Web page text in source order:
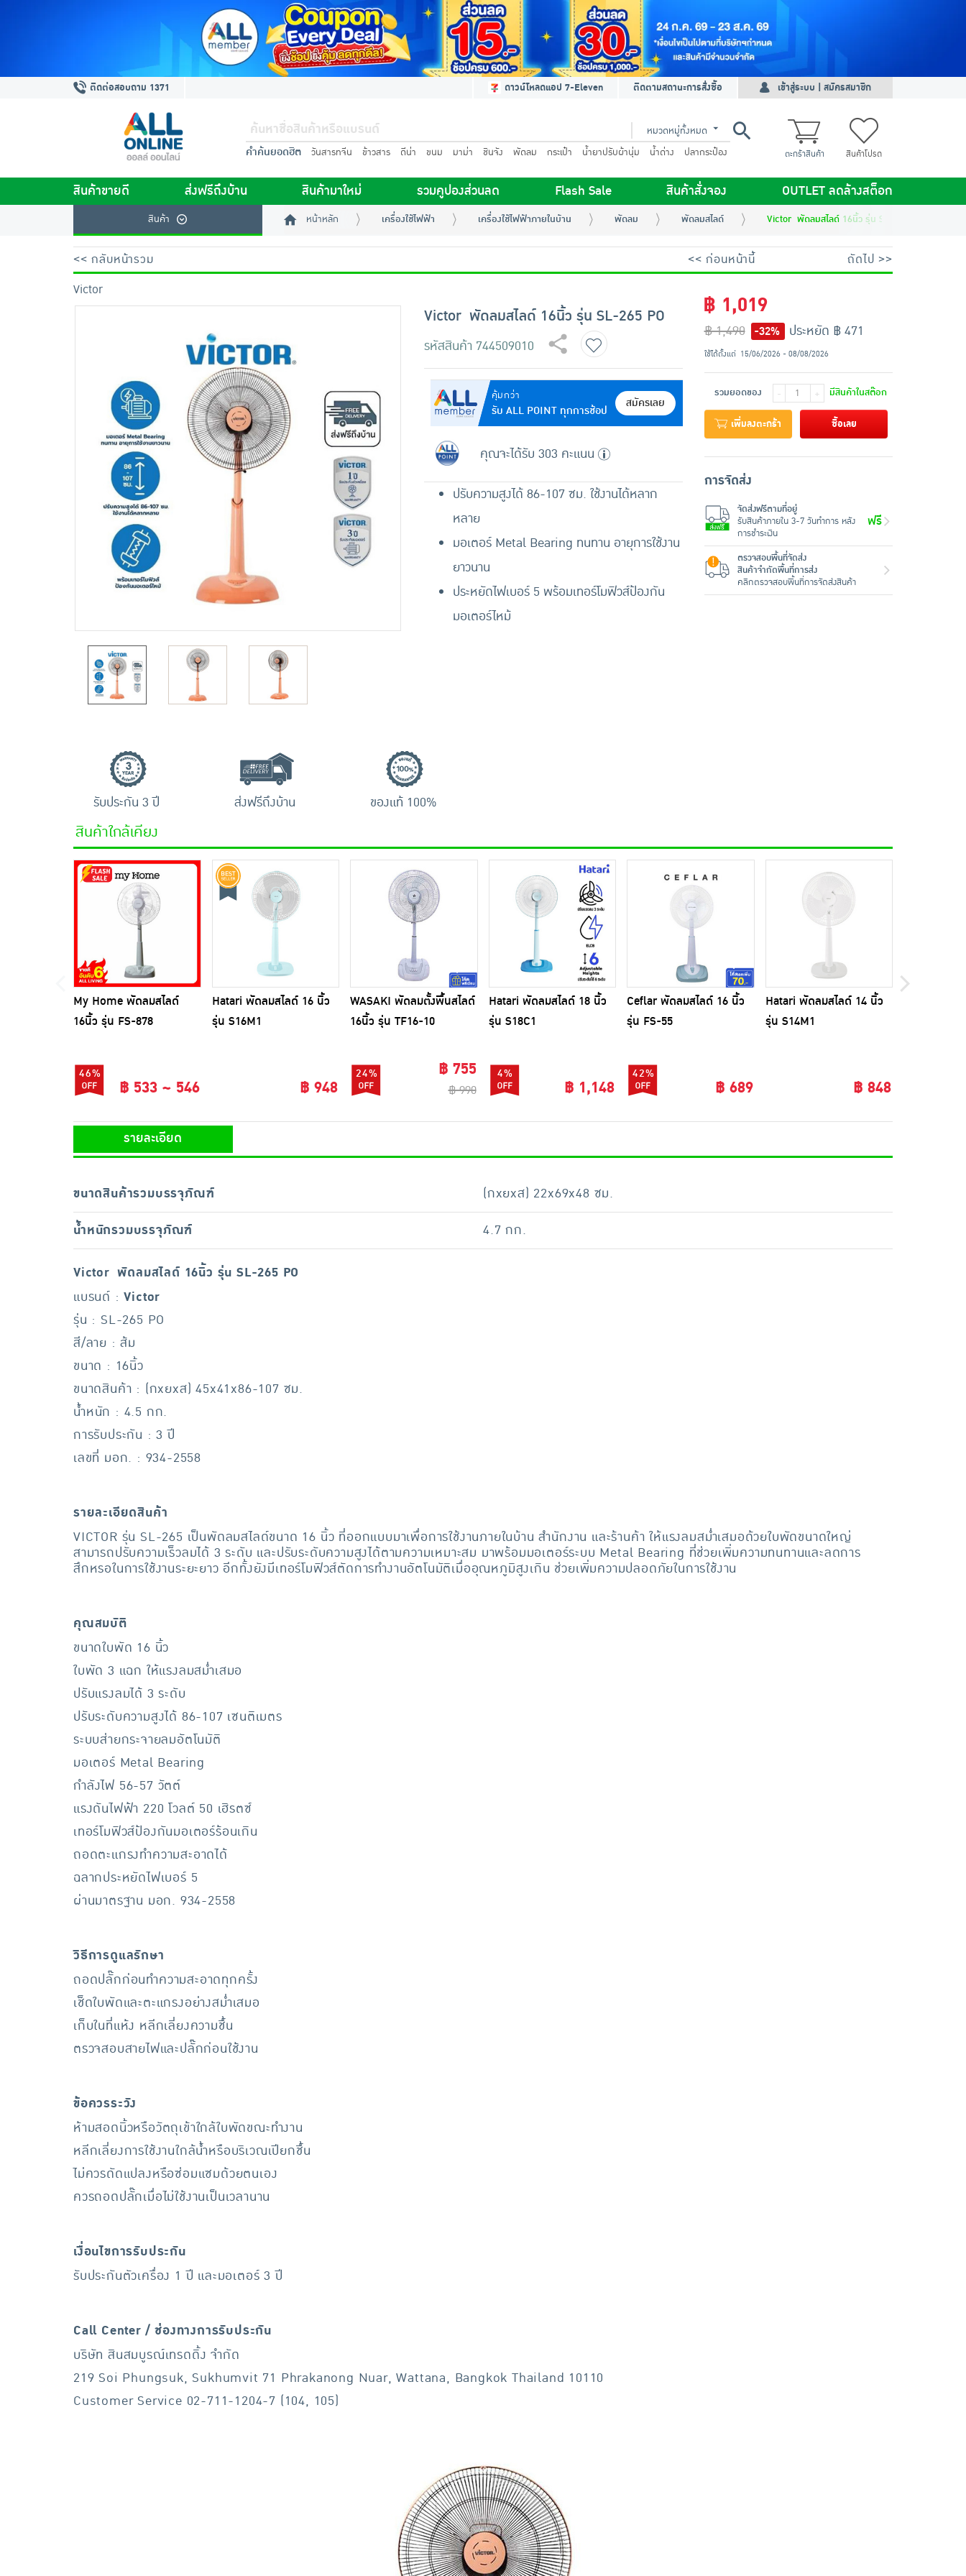
ติดต่อสอบถาม 1371 ดาวน์โหลดแอป 7-Eleven ติดตามสถานะการสั่งซื้อ เข้าสู่ระบบ | สมัครสมาชิก
หมวดหมู่ทั้งหมด
คำค้นยอดฮิต วันสารทจีน ข้าวสาร ดีน่า ขนม มาม่า ชินจัง พัดลม กระเป๋า น้ำยาปรับผ้านุ่ม น้ำด่าง ปลากระป๋อง ตะกร้าสินค้า สินค้าโปรด
สินค้าขายดี ส่งฟรีถึงบ้าน สินค้ามาใหม่ รวมคูปองส่วนลด Flash Sale สินค้าสั่งจอง OUTLET ลดล้างสต็อก
สินค้า หน้าหลัก เครื่องใช้ไฟฟ้า เครื่องใช้ไฟฟ้าภายในบ้าน พัดลม พัดลมสไลด์ Victor พัดลมสไลด์ 16นิ้ว รุ่น SL-265 PO
<< กลับหน้ารวม << ก่อนหน้านี้
ถัดไป >>
Victor
Victor พัดลมสไลด์ 16นิ้ว รุ่น SL-265 PO
รหัสสินค้า 744509010
คุ้มกว่า
รับ ALL POINT ทุกการช้อป
สมัครเลย
คุณจะได้รับ 303 คะแนน
ปรับความสูงได้ 86-107 ซม. ใช้งานได้หลาก
หลาย
มอเตอร์ Metal Bearing ทนทาน อายุการใช้งาน
ยาวนาน
ประหยัดไฟเบอร์ 5 พร้อมเทอร์โมฟิวส์ป้องกัน
มอเตอร์ไหม้
฿ 1,019
฿ 1,490 -32% ประหยัด ฿ 471
ใช้ได้ตั้งแต่ 15/06/2026 - 08/08/2026
รวมยอดของ - + มีสินค้าในสต๊อก
เพิ่มลงตะกร้า ซื้อเลย
การจัดส่ง
จัดส่งฟรีตามที่อยู่
รับสินค้าภายใน 3-7 วันทำการ หลัง
การชำระเงิน
ฟรี
ตรวจสอบพื้นที่จัดส่ง
สินค้าจำกัดพื้นที่การส่ง
คลิกตรวจสอบพื้นที่การจัดส่งสินค้า
รับประกัน 3 ปี ส่งฟรีถึงบ้าน ของแท้ 100%
สินค้าใกล้เคียง
My Home พัดลมสไลด์
16นิ้ว รุ่น FS-878
46%
฿ 533 ~ 546
Hatari พัดลมสไลด์ 16 นิ้ว
รุ่น S16M1
฿ 948
WASAKI พัดลมตั้งพื้นสไลด์
16นิ้ว รุ่น TF16-10
24% ฿ 755
฿ 990
Hatari พัดลมสไลด์ 18 นิ้ว
รุ่น S18C1
4%
฿ 1,148
Ceflar พัดลมสไลด์ 16 นิ้ว
รุ่น FS-55
42%
฿ 689
Hatari พัดลมสไลด์ 14 นิ้ว
รุ่น S14M1
฿ 848
รายละเอียด
ขนาดสินค้ารวมบรรจุภัณฑ์
(กxยxส) 22x69x48 ซม.
น้ำหนักรวมบรรจุภัณฑ์
4.7 กก.
Victor พัดลมสไลด์ 16นิ้ว รุ่น SL-265 PO
แบรนด์ :Victor
รุ่น : SL-265 PO
สี/ลาย : ส้ม
ขนาด : 16นิ้ว
ขนาดสินค้า : (กxยxส) 45x41x86-107 ซม.
น้ำหนัก : 4.5 กก.
การรับประกัน : 3 ปี
เลขที่ มอก. : 934-2558
รายละเอียดสินค้า
VICTOR รุ่น SL-265 เป็นพัดลมสไลด์ขนาด 16 นิ้ว ที่ออกแบบมาเพื่อการใช้งานภายในบ้าน สำนักงาน และร้านค้า ให้แรงลมสม่ำเสมอด้วยใบพัดขนาดใหญ่
สามารถปรับความเร็วลมได้ 3 ระดับ และปรับระดับความสูงได้ตามความเหมาะสม มาพร้อมมอเตอร์ระบบ Metal Bearing ที่ช่วยเพิ่มความทนทานและลดการ
สึกหรอในการใช้งานระยะยาว อีกทั้งยังมีเทอร์โมฟิวส์ตัดการทำงานอัตโนมัติเมื่ออุณหภูมิสูงเกิน ช่วยเพิ่มความปลอดภัยในการใช้งาน
คุณสมบัติ
ขนาดใบพัด 16 นิ้ว
ใบพัด 3 แฉก ให้แรงลมสม่ำเสมอ
ปรับแรงลมได้ 3 ระดับ
ปรับระดับความสูงได้ 86-107 เซนติเมตร
ระบบส่ายกระจายลมอัตโนมัติ
มอเตอร์ Metal Bearing
กำลังไฟ 56-57 วัตต์
แรงดันไฟฟ้า 220 โวลต์ 50 เฮิรตซ์
เทอร์โมฟิวส์ป้องกันมอเตอร์ร้อนเกิน
ถอดตะแกรงทำความสะอาดได้
ฉลากประหยัดไฟเบอร์ 5
ผ่านมาตรฐาน มอก. 934-2558
วิธีการดูแลรักษา
ถอดปลั๊กก่อนทำความสะอาดทุกครั้ง
เช็ดใบพัดและตะแกรงอย่างสม่ำเสมอ
เก็บในที่แห้ง หลีกเลี่ยงความชื้น
ตรวจสอบสายไฟและปลั๊กก่อนใช้งาน
ข้อควรระวัง
ห้ามสอดนิ้วหรือวัตถุเข้าใกล้ใบพัดขณะทำงาน
หลีกเลี่ยงการใช้งานใกล้น้ำหรือบริเวณเปียกชื้น
ไม่ควรดัดแปลงหรือซ่อมแซมด้วยตนเอง
ควรถอดปลั๊กเมื่อไม่ใช้งานเป็นเวลานาน
เงื่อนไขการรับประกัน
รับประกันตัวเครื่อง 1 ปี และมอเตอร์ 3 ปี
Call Center / ช่องทางการรับประกัน
บริษัท สินสมบูรณ์เทรดดิ้ง จำกัด
219 Soi Phungsuk, Sukhumvit 71 Phrakanong Nuar, Wattana, Bangkok Thailand 10110
Customer Service 02-711-1204-7 (104, 105)